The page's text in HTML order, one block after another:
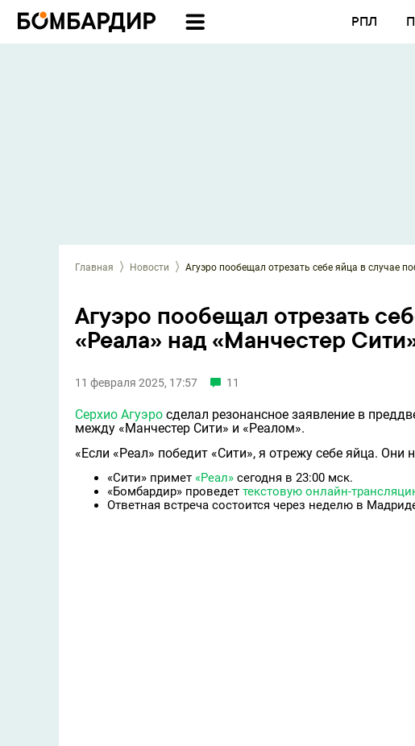
РПЛ
Главная Новости Агуэро пообещал отрезать себе яйца в случае
Агуэро пообещал отрезать
«Реала» над «Манчестер
11 февраля 2025, 17:57 11
Серхио Агуэро сделал резонансное заявление в
между «Манчестер Сити» и «Реалом».
«Если «Реал» победит «Сити», я отрежу себе яйца. Они
«Сити» примет «Реал» сегодня в 23:00 мск.
«Бомбардир» проведет текстовую онлайн-
Ответная встреча состоится через неделю в